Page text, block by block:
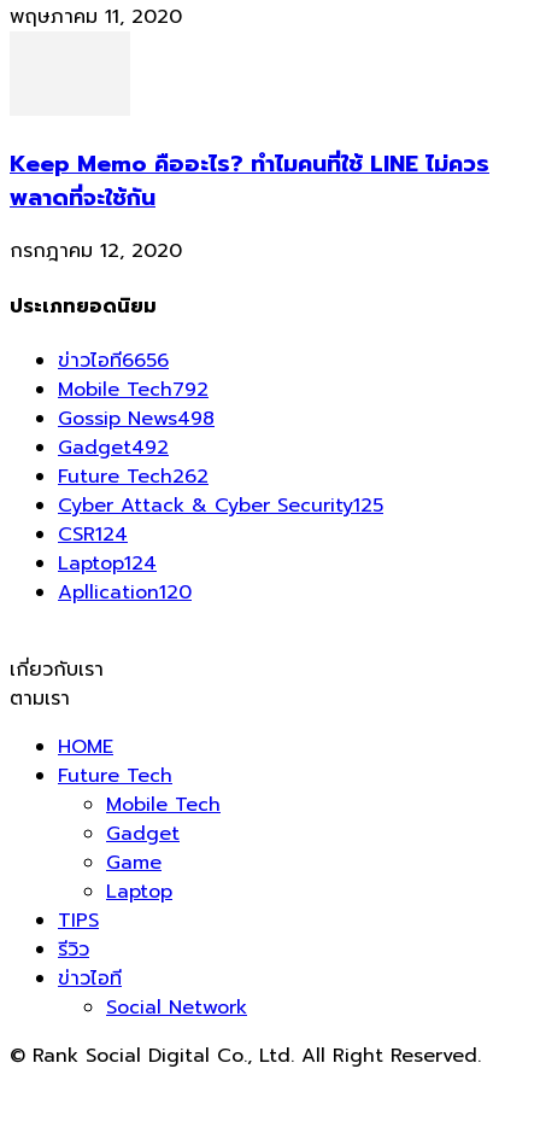
พฤษภาคม 11, 2020
Keep Memo คืออะไร? ทำไมคนที่ใช้ LINE ไม่ควร
พลาดที่จะใช้กัน
กรกฎาคม 12, 2020
ประเภทยอดนิยม
ข่าวไอที6656
Mobile Tech792
Gossip News498
Gadget492
Future Tech262
Cyber Attack & Cyber Security125
CSR124
Laptop124
Apllication120
เกี่ยวกับเรา
ตามเรา
HOME
Future Tech
Mobile Tech
Gadget
Game
Laptop
TIPS
รีวิว
ข่าวไอที
Social Network
© Rank Social Digital Co., Ltd. All Right Reserved.